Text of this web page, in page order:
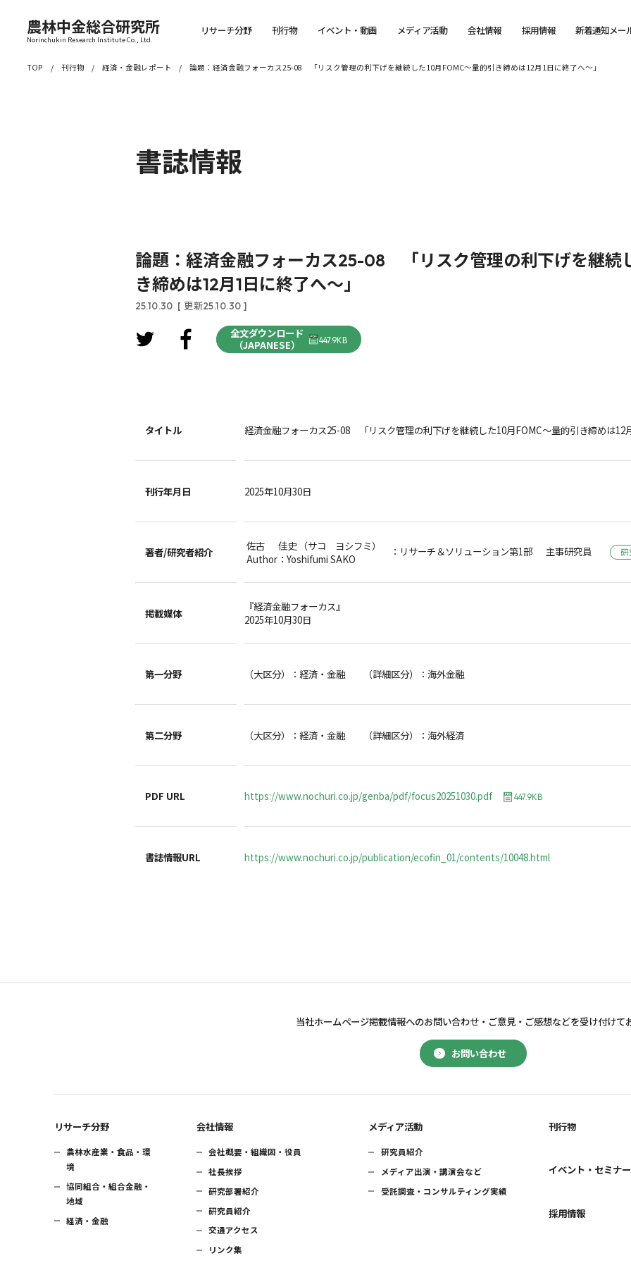
農林中金総合研究所
Norinchukin Research Institute Co., Ltd.
リサーチ分野 刊行物 イベント・動画 メディア活動 会社情報 採用情報 新着通知メー
TOP 刊行物 経済・金融レポート 論題：経済金融フォーカス25-08 「リスク管理の利下げを継続した10月FOMC～量的引き締めは12月1日に終了へ～」
書誌情報
論題：経済金融フォーカス25-08 「リスク管理の利下げを継続
き締めは12月1日に終了へ～」
25.10.30 [ 更新25.10.30 ]
全文ダウンロード
（JAPANESE）
447.9KB
タイトル 経済金融フォーカス25-08 「リスク管理の利下げを継続した10月FOMC～量的引き締めは12
刊行年月日 2025年10月30日
著者/研究者紹介
佐古 佳史 （サコ ヨシフミ）
Author：Yoshifumi SAKO
：リサーチ＆ソリューション第1部 主事研究員 研
掲載媒体
『経済金融フォーカス』
2025年10月30日
第一分野 （大区分）：経済・金融 （詳細区分）：海外金融
第二分野 （大区分）：経済・金融 （詳細区分）：海外経済
PDF URL https://www.nochuri.co.jp/genba/pdf/focus20251030.pdf 447.9KB
書誌情報URL https://www.nochuri.co.jp/publication/ecofin_01/contents/10048.html
お問い合わせ
当社ホームページ掲載情報へのお問い合わせ・ ご意見・ご感想などを受け付けて
リサーチ分野
農林水産業・食品・環
境
協同組合・組合金融・
地域
経済・金融
会社情報
会社概要・組織図・役員
社長挨拶
研究部署紹介
研究員紹介
交通アクセス
リンク集
メディア活動
研究員紹介
メディア出演・講演会など
受託調査・コンサルティング実績
刊行物
イベント・セミナー
採用情報